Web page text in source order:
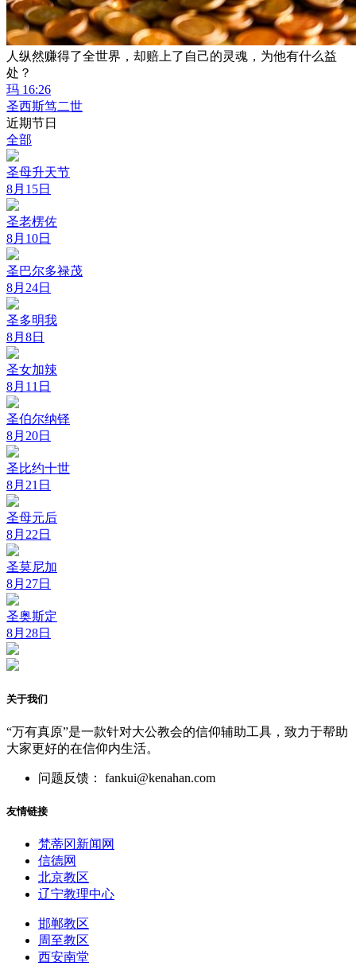
人纵然赚得了全世界，却赔上了自己的灵魂，为他有什么益
处？
玛 16:26
圣西斯笃二世
近期节日
全部
圣母升天节
8月15日
圣老楞佐
8月10日
圣巴尔多禄茂
8月24日
圣多明我
8月8日
圣女加辣
8月11日
圣伯尔纳铎
8月20日
圣比约十世
8月21日
圣母元后
8月22日
圣莫尼加
8月27日
圣奥斯定
8月28日
关于我们
“万有真原”是一款针对大公教会的信仰辅助工具，致力于帮助
大家更好的在信仰内生活。
问题反馈： fankui@kenahan.com
友情链接
梵蒂冈新闻网
信德网
北京教区
辽宁教理中心
邯郸教区
周至教区
西安南堂